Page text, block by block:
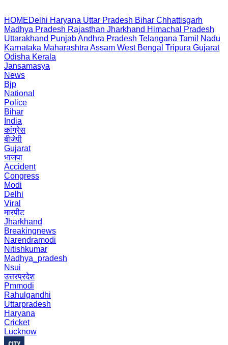
HOMEDelhi Haryana Uttar Pradesh Bihar Chhattisgarh
Madhya Pradesh Rajasthan Jharkhand Himachal Pradesh
Uttarakhand PunjabAndhra Pradesh Telangana Tamil Nadu
Karnataka Maharashtra Assam West Bengal Tripura Gujarat
Odisha Kerala
Jansamasya
News
Bjp
National
Police
Bihar
India
कांग्रेस
बीजेपी
Gujarat
भाजपा
Accident
Congress
Modi
Delhi
Viral
मारपीट
Jharkhand
Breakingnews
Narendramodi
Nitishkumar
Madhya_pradesh
Nsui
उत्तरप्रदेश
Pmmodi
Rahulgandhi
Uttarpradesh
Haryana
Cricket
Lucknow